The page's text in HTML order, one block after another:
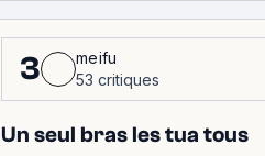
3
meifu
53 critiques
Un seul bras les tua tous